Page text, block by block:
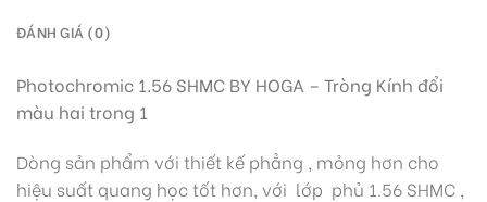
ĐÁNH GIÁ (0)
Photochromic 1.56 SHMC BY HOGA – Tròng Kính đổi
màu hai trong 1
Dòng sản phẩm với thiết kế phẳng , mỏng hơn cho
hiệu suất quang học tốt hơn, với lớp phủ 1.56 SHMC ,